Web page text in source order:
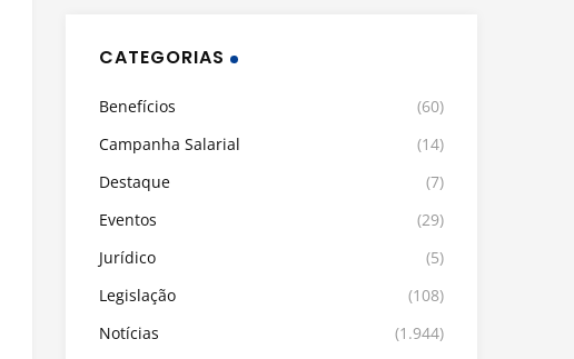
CATEGORIAS
Benefícios
(60)
Campanha Salarial
(14)
Destaque
(7)
Eventos
(29)
Jurídico
(5)
Legislação
(108)
Notícias
(1.944)